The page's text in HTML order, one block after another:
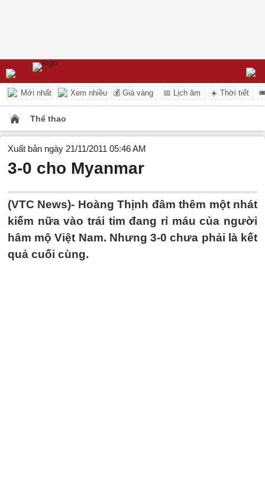
Mới nhất Xem nhiều 💰 Giá vàng 📅 Lịch âm ☀️ Thời tiết
Thể thao
Xuất bản ngày 21/11/2011 05:46 AM
3-0 cho Myanmar
(VTC News)- Hoàng Thịnh đâm thêm một nhát
kiếm nữa vào trái tim đang rỉ máu của người
hâm mộ Việt Nam. Nhưng 3-0 chưa phải là kết
quả cuối cùng.